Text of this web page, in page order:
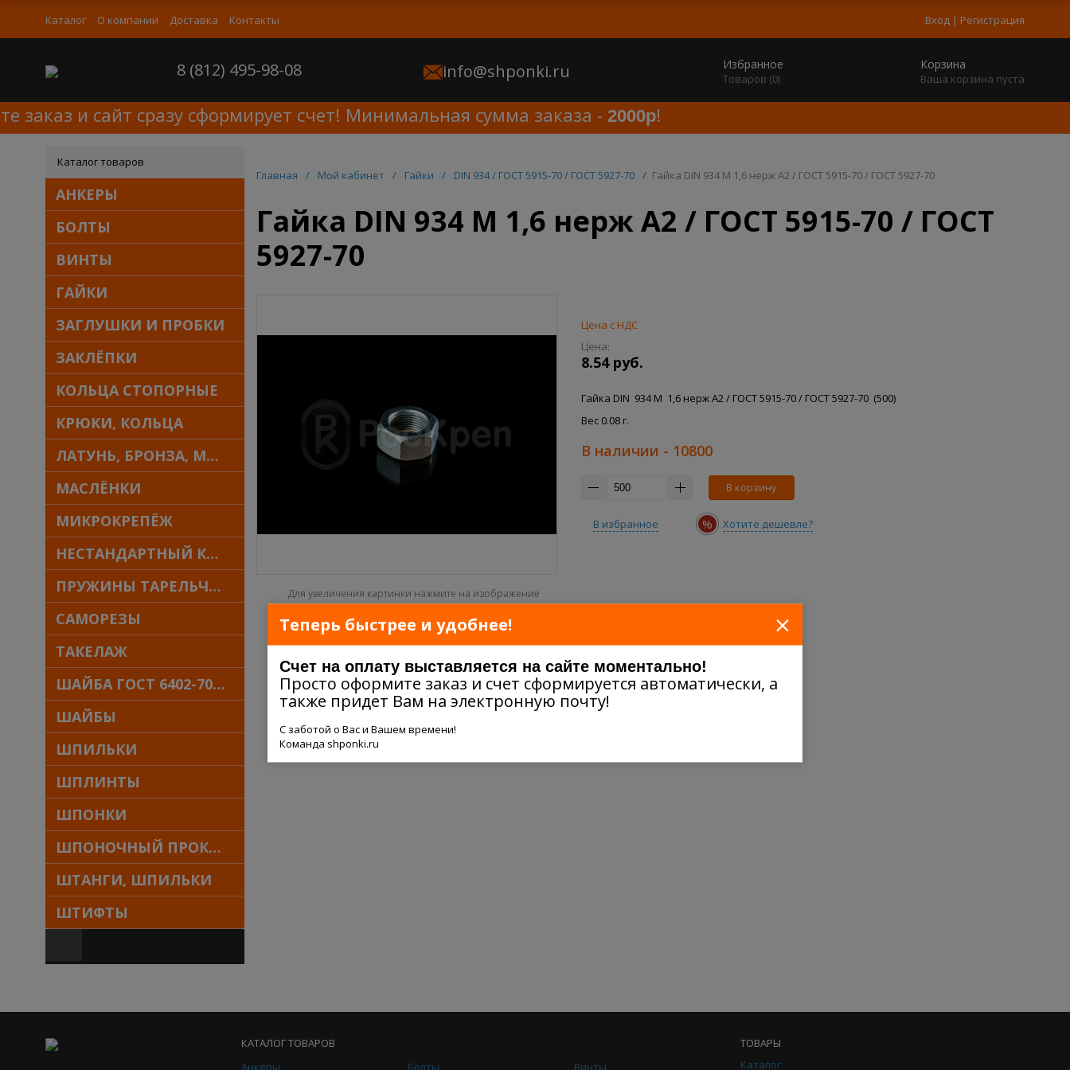
Вход | Регистрация
Каталог О компании Доставка Контакты
8 (812) 495-98-08 info@shponki.ru Избранное
Товаров (0)
Корзина
Ваша корзина пуста
и сайт сразу сформирует счет! Минимальная сумма заказа -2000р!
Теперь быстрее и удобнее! ×
Счет на оплату выставляется на сайте моментально!
Просто оформите заказ и счет сформируется автоматически, а
также придет Вам на электронную почту!
С заботой о Вас и Вашем времени!
Команда shponki.ru
Каталог товаров
АНКЕРЫ
БОЛТЫ
ВИНТЫ
ГАЙКИ
ЗАГЛУШКИ И ПРОБКИ
ЗАКЛЁПКИ
КОЛЬЦА СТОПОРНЫЕ
КРЮКИ, КОЛЬЦА
ЛАТУНЬ, БРОНЗА, МЕДЬ
МАСЛЁНКИ
МИКРОКРЕПЁЖ
НЕСТАНДАРТНЫЙ КРЕПЁЖ
ПРУЖИНЫ ТАРЕЛЬЧАТЫЕ
САМОРЕЗЫ
ТАКЕЛАЖ
ШАЙБА ГОСТ 6402-70 30Х13
ШАЙБЫ
ШПИЛЬКИ
ШПЛИНТЫ
ШПОНКИ
ШПОНОЧНЫЙ ПРОКАТ
ШТАНГИ, ШПИЛЬКИ
ШТИФТЫ
Главная / Мой кабинет / Гайки / DIN 934 / ГОСТ 5915-70 / ГОСТ 5927-70 / Гайка DIN 934 M 1,6 нерж A2 / ГОСТ 5915-70 / ГОСТ 5927-70
Гайка DIN 934 M 1,6 нерж A2 / ГОСТ 5915-70 / ГОСТ
5927-70
Для увеличения картинки нажмите на изображение
Цена с НДС
Цена:
8.54 руб.
Гайка DIN 934 M 1,6 нерж A2 / ГОСТ 5915-70 / ГОСТ 5927-70 (500)
Вес 0.08 г.
В наличии - 10800
В корзину
В избранное % Хотите дешевле?
КАТАЛОГ ТОВАРОВ
Анкеры
Болты Винты
ТОВАРЫ
Каталог